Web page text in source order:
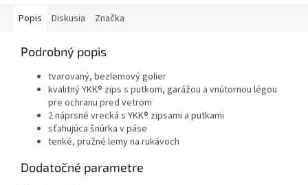
Popis Diskusia Značka
Podrobný popis
tvarovaný, bezlemový golier
kvalitný YKK® zips s putkom, garážou a vnútornou légou
pre ochranu pred vetrom
2 náprsné vrecká s YKK® zipsami a putkami
sťahujúca šnúrka v páse
tenké, pružné lemy na rukávoch
Dodatočné parametre